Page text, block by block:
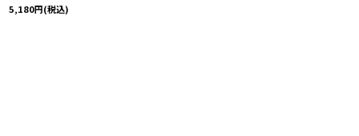
5,180円(税込)